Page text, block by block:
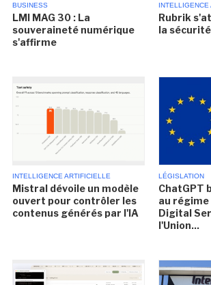
BUSINESS
LMI MAG 30 : La
souveraineté numérique
s'affirme
INTELLIGENCE
Rubrik
la
INTELLIGENCE ARTIFICIELLE
Mistral dévoile un modèle
ouvert pour contrôler les
contenus générés par l'IA
LÉGISLATION
ChatGPT
au
Digital
l'Union...